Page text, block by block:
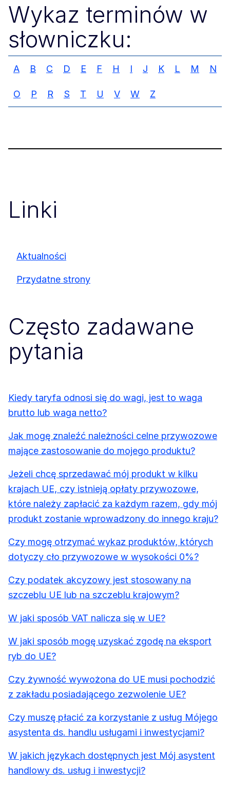
Wykaz terminów w
słowniczku:
A B C D E F H I J K L M N
O P R S T U V W Z
Linki
Aktualności
Przydatne strony
Często zadawane
pytania
Kiedy taryfa odnosi się do wagi, jest to waga
brutto lub waga netto?
Jak mogę znaleźć należności celne przywozowe
mające zastosowanie do mojego produktu?
Jeżeli chcę sprzedawać mój produkt w kilku
krajach UE, czy istnieją opłaty przywozowe,
które należy zapłacić za każdym razem, gdy mój
produkt zostanie wprowadzony do innego kraju?
Czy mogę otrzymać wykaz produktów, których
dotyczy cło przywozowe w wysokości 0%?
Czy podatek akcyzowy jest stosowany na
szczeblu UE lub na szczeblu krajowym?
W jaki sposób VAT nalicza się w UE?
W jaki sposób mogę uzyskać zgodę na eksport
ryb do UE?
Czy żywność wywożona do UE musi pochodzić
z zakładu posiadającego zezwolenie UE?
Czy muszę płacić za korzystanie z usług Mójego
asystenta ds. handlu usługami i inwestycjami?
W jakich językach dostępnych jest Mój asystent
handlowy ds. usług i inwestycji?